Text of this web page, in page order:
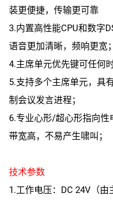
装更便捷，传输更可靠
3.内置高性能CPU和数字
语音更加清晰，频响更宽；
4.主席单元优先键可任何
5.支持多个主席单元，具
制会议发言进程；
6.专业心形/超心形指向性
带宽高，不易产生啸叫；
技术参数
1.工作电压：DC 24V（由